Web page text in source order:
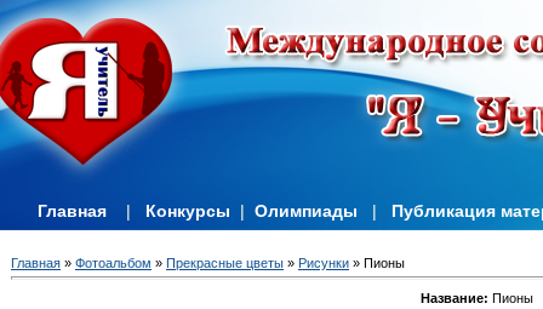
Главная | Конкурсы | Олимпиады | Публикация
Главная » Фотоальбом » Прекрасные цветы » Рисунки » Пионы
Название: Пионы